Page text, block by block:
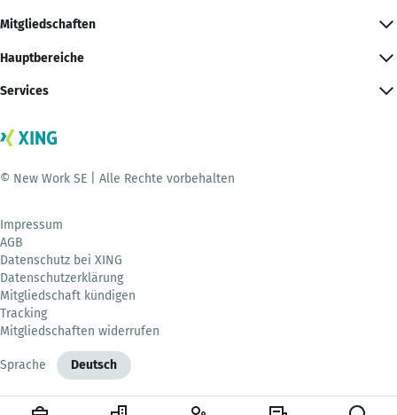
Mitgliedschaften
Hauptbereiche
Services
© New Work SE | Alle Rechte vorbehalten
Impressum
AGB
Datenschutz bei XING
Datenschutzerklärung
Mitgliedschaft kündigen
Tracking
Mitgliedschaften widerrufen
Sprache Deutsch